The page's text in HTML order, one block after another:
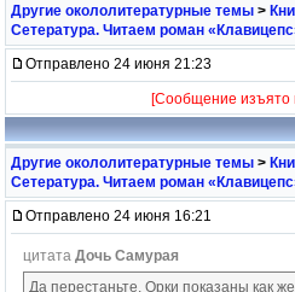
Другие окололитературные темы >
Сетература. Читаем роман
Отправлено 24 июня 21:23
[Сообщение изъято
Другие окололитературные темы >
Сетература. Читаем роман
Отправлено 24 июня 16:21
цитата Дочь Самурая
Да перестаньте. Орки показаны как